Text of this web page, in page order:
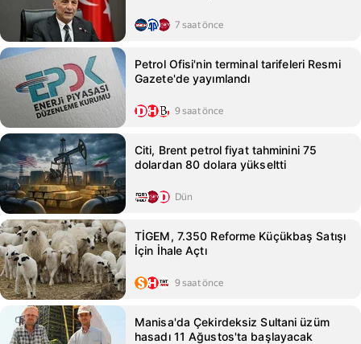
7 saat önce
Petrol Ofisi'nin terminal tarifeleri Resmi
Gazete'de yayımlandı
9 saat önce
Citi, Brent petrol fiyat tahminini 75
dolardan 80 dolara yükseltti
Dün
TİGEM, 7.350 Reforme Küçükbaş Satışı
İçin İhale Açtı
9 saat önce
Manisa'da Çekirdeksiz Sultani üzüm
hasadı 11 Ağustos'ta başlayacak